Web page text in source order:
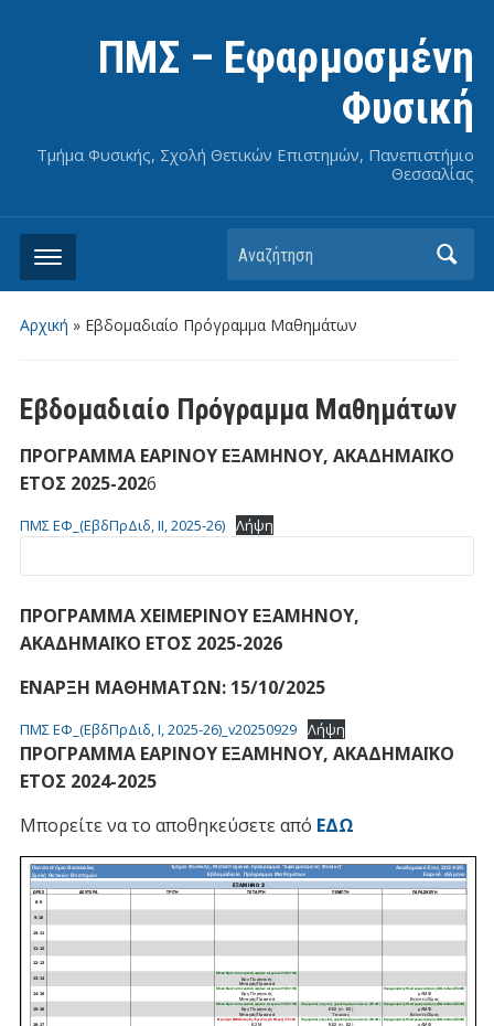
ΠΜΣ – Εφαρμοσμένη
Φυσική
Τμήμα Φυσικής, Σχολή Θετικών Επιστημών, Πανεπιστήμιο
Θεσσαλίας
Αναζήτηση
Αρχική » Εβδομαδιαίο Πρόγραμμα Μαθημάτων
Εβδομαδιαίο Πρόγραμμα Μαθημάτων
ΠΡΟΓΡΑΜΜΑ ΕΑΡΙΝΟΥ ΕΞΑΜΗΝΟΥ, ΑΚΑΔΗΜΑΪΚΟ
ΕΤΟΣ 2025-2026
ΠΜΣ ΕΦ_(ΕβδΠρΔιδ, II, 2025-26) Λήψη
ΠΡΟΓΡΑΜΜΑ ΧΕΙΜΕΡΙΝΟΥ ΕΞΑΜΗΝΟΥ,
ΑΚΑΔΗΜΑΪΚΟ ΕΤΟΣ 2025-2026
ΕΝΑΡΞΗ ΜΑΘΗΜΑΤΩΝ: 15/10/2025
ΠΜΣ ΕΦ_(ΕβδΠρΔιδ, I, 2025-26)_v20250929 Λήψη
ΠΡΟΓΡΑΜΜΑ ΕΑΡΙΝΟΥ ΕΞΑΜΗΝΟΥ, ΑΚΑΔΗΜΑΪΚΟ
ΕΤΟΣ 2024-2025
Μπορείτε να το αποθηκεύσετε από ΕΔΩ